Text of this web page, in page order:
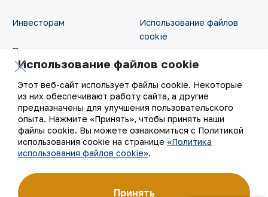
Инвесторам
Пресс-центр
Цифровое правительство
Использование файлов
cookie
Открытые данные
RSS - лента
Использование файлов cookie
Этот веб-сайт использует файлы cookie. Некоторые
из них обеспечивают работу сайта, а другие
предназначены для улучшения пользовательского
опыта. Нажмите «Принять», чтобы принять наши
файлы cookie. Вы можете ознакомиться с Политикой
использования cookie на странице «Политика
использования файлов cookie».
Принять